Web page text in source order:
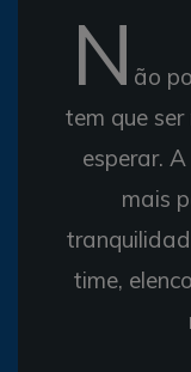
N ão
tem que
esperar.
mais
time,